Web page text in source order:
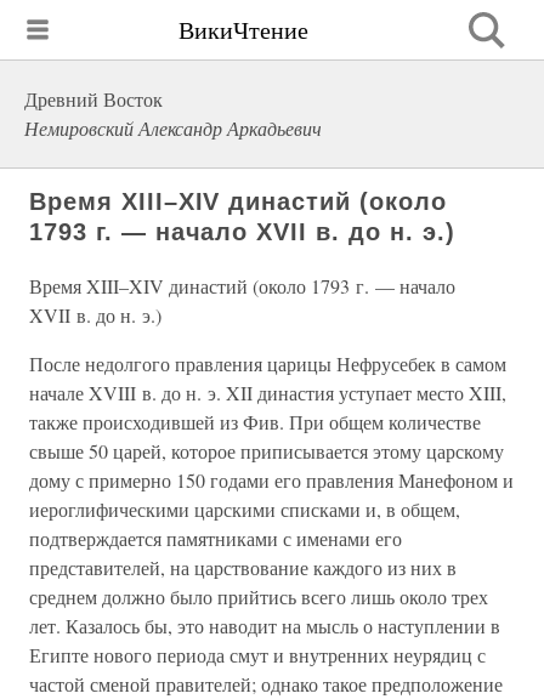
ВикиЧтение
Древний Восток
Немировский Александр Аркадьевич
Время XIII–XIV династий (около
1793 г. — начало XVII в. до н. э.)
Время XIII–XIV династий (около 1793 г. — начало
XVII в. до н. э.)
После недолгого правления царицы Нефрусебек в самом
начале XVIII в. до н. э. XII династия уступает место XIII,
также происходившей из Фив. При общем количестве
свыше 50 царей, которое приписывается этому царскому
дому с примерно 150 годами его правления Манефоном и
иероглифическими царскими списками и, в общем,
подтверждается памятниками с именами его
представителей, на царствование каждого из них в
среднем должно было прийтись всего лишь около трех
лет. Казалось бы, это наводит на мысль о наступлении в
Египте нового периода смут и внутренних неурядиц с
частой сменой правителей; однако такое предположение